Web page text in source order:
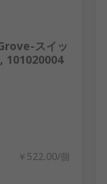
スイッ
101020004
￥522.00/個